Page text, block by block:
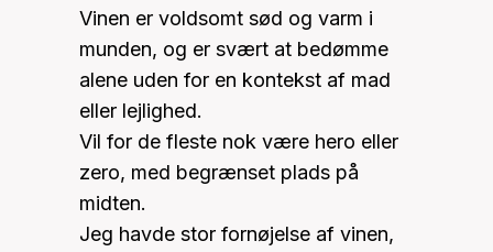
Vinen er voldsomt sød og varm i
munden, og er svært at bedømme
alene uden for en kontekst af mad
eller lejlighed.
Vil for de fleste nok være hero eller
zero, med begrænset plads på
midten.
Jeg havde stor fornøjelse af vinen,